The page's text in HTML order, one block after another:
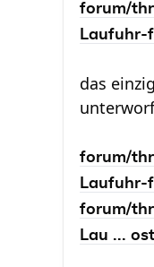
forum/
Laufuhr-
das
forum/
Laufuhr-
forum/
Lau ...